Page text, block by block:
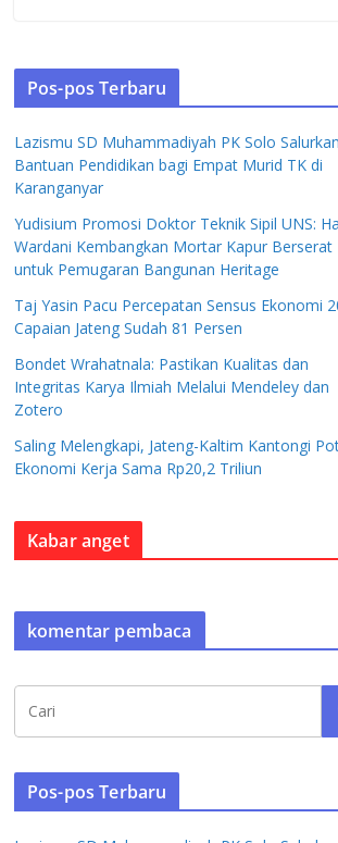
Pos-pos Terbaru
Lazismu SD Muhammadiyah PK Solo Salurkan
Bantuan Pendidikan bagi Empat Murid TK di
Karanganyar
Yudisium Promosi Doktor Teknik Sipil UNS:
Wardani Kembangkan Mortar Kapur Berserat
untuk Pemugaran Bangunan Heritage
Taj Yasin Pacu Percepatan Sensus Ekonomi
Capaian Jateng Sudah 81 Persen
Bondet Wrahatnala: Pastikan Kualitas dan
Integritas Karya Ilmiah Melalui Mendeley dan
Zotero
Saling Melengkapi, Jateng-Kaltim Kantongi
Ekonomi Kerja Sama Rp20,2 Triliun
Kabar anget
komentar pembaca
Pos-pos Terbaru